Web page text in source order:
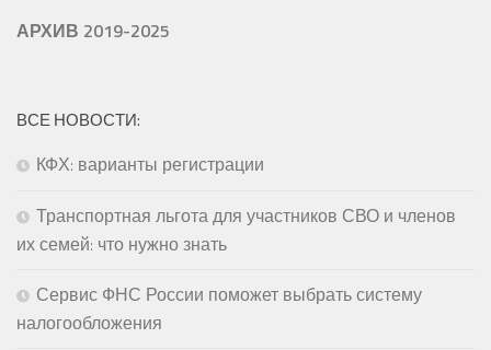
АРХИВ 2019-2025
ВСЕ НОВОСТИ:
КФХ: варианты регистрации
Транспортная льгота для участников СВО и членов
их семей: что нужно знать
Сервис ФНС России поможет выбрать систему
налогообложения